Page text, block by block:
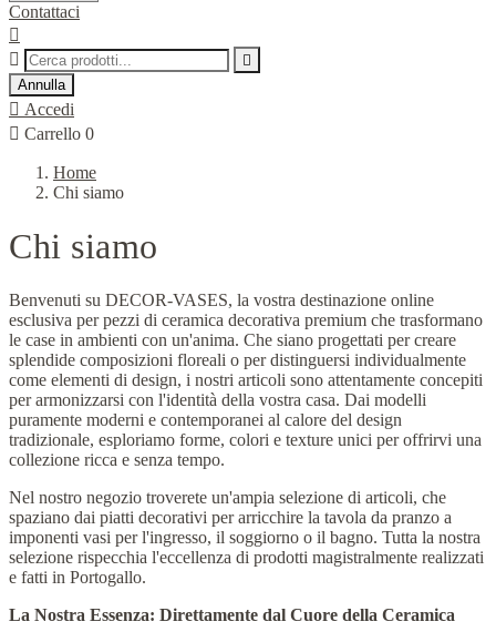
Contattaci



Annulla
 Accedi
 Carrello 0
Home
Chi siamo
Chi siamo
Benvenuti su DECOR-VASES, la vostra destinazione online
esclusiva per pezzi di ceramica decorativa premium che trasformano
le case in ambienti con un'anima. Che siano progettati per creare
splendide composizioni floreali o per distinguersi individualmente
come elementi di design, i nostri articoli sono attentamente concepiti
per armonizzarsi con l'identità della vostra casa. Dai modelli
puramente moderni e contemporanei al calore del design
tradizionale, esploriamo forme, colori e texture unici per offrirvi una
collezione ricca e senza tempo.
Nel nostro negozio troverete un'ampia selezione di articoli, che
spaziano dai piatti decorativi per arricchire la tavola da pranzo a
imponenti vasi per l'ingresso, il soggiorno o il bagno. Tutta la nostra
selezione rispecchia l'eccellenza di prodotti magistralmente realizzati
e fatti in Portogallo.
La Nostra Essenza: Direttamente dal Cuore della Ceramica